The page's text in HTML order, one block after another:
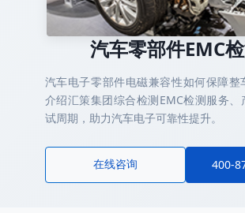
汽车零部件EMC
汽车电子零部件电磁兼容性如何保障整
介绍汇策集团综合检测EMC检测服务、
试周期，助力汽车电子可靠性提升。
在线咨询 400-